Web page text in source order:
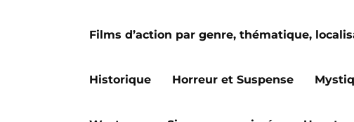
Films d’action par genre, thématique,
Historique Horreur et Suspense